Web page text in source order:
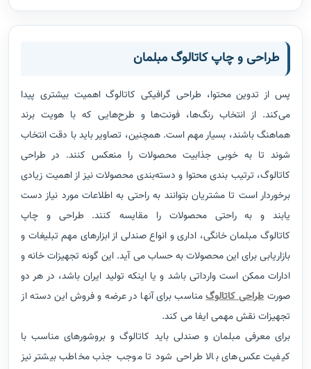
طراحی و چاپ کاتالوگ مبلمان
پس از تدوین محتوا، طراحی گرافیکی کاتالوگ اهمیت بیشتری پیدا
می‌کند. از انتخاب رنگ‌ها، فونت‌ها و طرح‌هایی که با هویت برند
هماهنگ باشند، بسیار مهم است. همچنین، تصاویر باید با دقت انتخاب
شوند تا به خوبی جذابیت محصولات را منعکس کنند. در طراحی
کاتالوگ، ترتیب بندی محتوا و دسته‌بندی محصولات نیز از اهمیت زیادی
برخوردار است تا مشتریان بتوانند به راحتی به اطلاعات مورد نیاز دست
یابند و به راحتی محصولات را مقایسه کنند.طراحی و چاپ
کاتالوگ مبلمان خانگی، اداری و انواع صندلی از ابزارهای مهم تبلیغات و
بازاریابی برای این محصولات به حساب می آید. این گونه تجهیزات خانه و
ادارات ممکن است وارداتی باشد و یا اینکه تولید ایران باشد، در هر دو
صورتطراحی کاتالوگمناسب برای آنها در عرضه و فروش این دسته از
تجهیزات نقش مهمی ایفا می کند.
برای معرفی مبلمان و صندلی باید کاتالوگ و بروشورهای مناسب با
کیفیت عکس‌های بالا طراحی شود تا موجب جذب مخاطب بیشتر نیز